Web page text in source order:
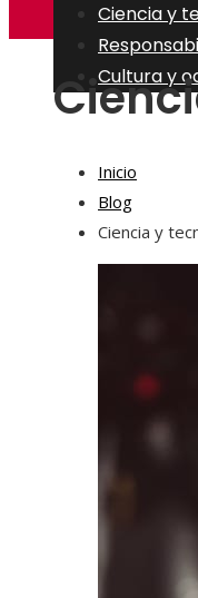
Ciencia y
Cultura y
Inicio
Blog
Ciencia y